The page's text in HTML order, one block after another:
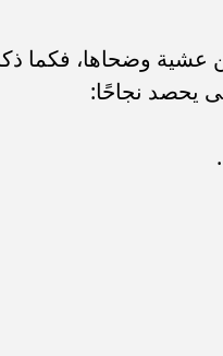
عشية وضحاها، فكما
يحصد نجاحًا: